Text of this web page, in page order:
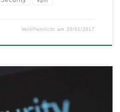
Veröffentlicht am 20/01/2017